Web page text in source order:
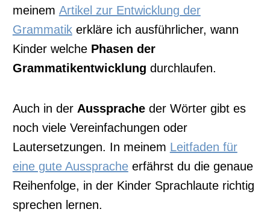
meinem Artikel zur Entwicklung der
Grammatikerkläre ich ausführlicher, wann
Kinder welche Phasen der
Grammatikentwicklung durchlaufen.
Auch in der Ausspracheder Wörter gibt es
noch viele Vereinfachungen oder
Lautersetzungen. In meinem Leitfaden für
eine gute Ausspracheerfährst du die genaue
Reihenfolge, in der Kinder Sprachlaute richtig
sprechen lernen.